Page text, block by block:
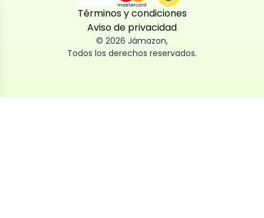
Términos y condiciones
Aviso de privacidad
© 2026 Jámazon,
Todos los derechos reservados.